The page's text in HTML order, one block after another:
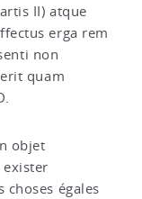
II) atque
erga rem
non
quam
objet
exister
égales